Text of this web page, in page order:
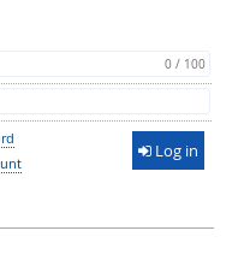
0 / 100
Log in